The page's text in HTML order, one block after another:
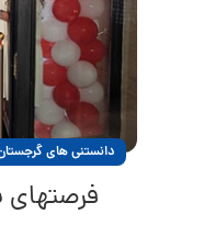
دانستنی های
فرصتهای